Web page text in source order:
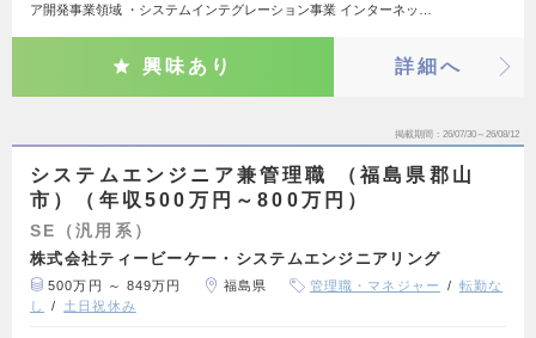
ア開発事業領域 ・システムインテグレーション事業 インターネッ…
興味あり 詳細へ
掲載期間 26/07/30～26/08/12
システムエンジニア兼管理職 （福島県郡山
市）（年収500万円～800万円）
SE（汎用系）
株式会社ティービーケー・システムエンジニアリング
500万円 ～ 849万円 福島県 管理職・マネジャー
転勤な
し
土日祝休み